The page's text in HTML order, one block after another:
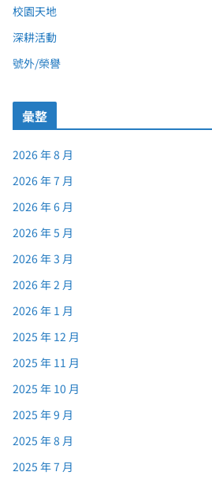
校園天地
深耕活動
號外/榮譽
彙整
2026 年 8 月
2026 年 7 月
2026 年 6 月
2026 年 5 月
2026 年 3 月
2026 年 2 月
2026 年 1 月
2025 年 12 月
2025 年 11 月
2025 年 10 月
2025 年 9 月
2025 年 8 月
2025 年 7 月